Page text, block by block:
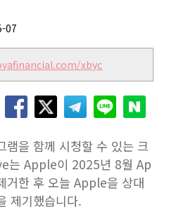
xbyc
램을 함께 시청할 수 있는 크
는 Apple이 2025년 8월 Ap
한 후 오늘 Apple을 상대
제기했습니다.